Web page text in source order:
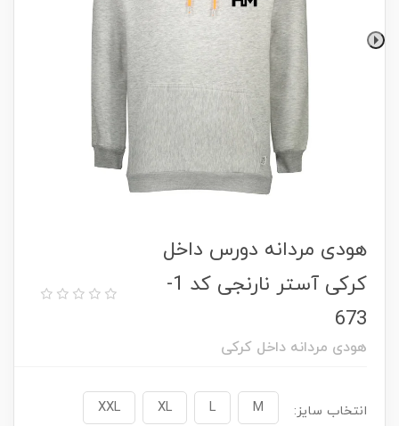
هودی مردانه دورس داخل
کرکی آستر نارنجی کد 1-
673
هودی مردانه داخل کرکی
انتخاب سایز: M
L
XL
XXL